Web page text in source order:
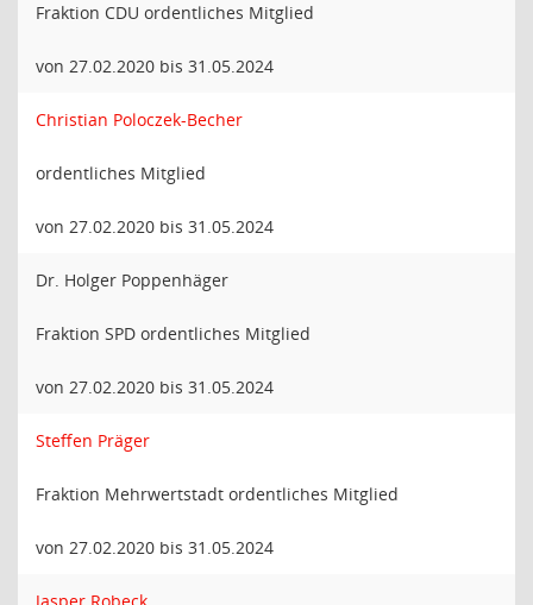
Fraktion CDU ordentliches Mitglied
von 27.02.2020 bis 31.05.2024
Christian Poloczek-Becher
ordentliches Mitglied
von 27.02.2020 bis 31.05.2024
Dr. Holger Poppenhäger
Fraktion SPD ordentliches Mitglied
von 27.02.2020 bis 31.05.2024
Steffen Präger
Fraktion Mehrwertstadt ordentliches Mitglied
von 27.02.2020 bis 31.05.2024